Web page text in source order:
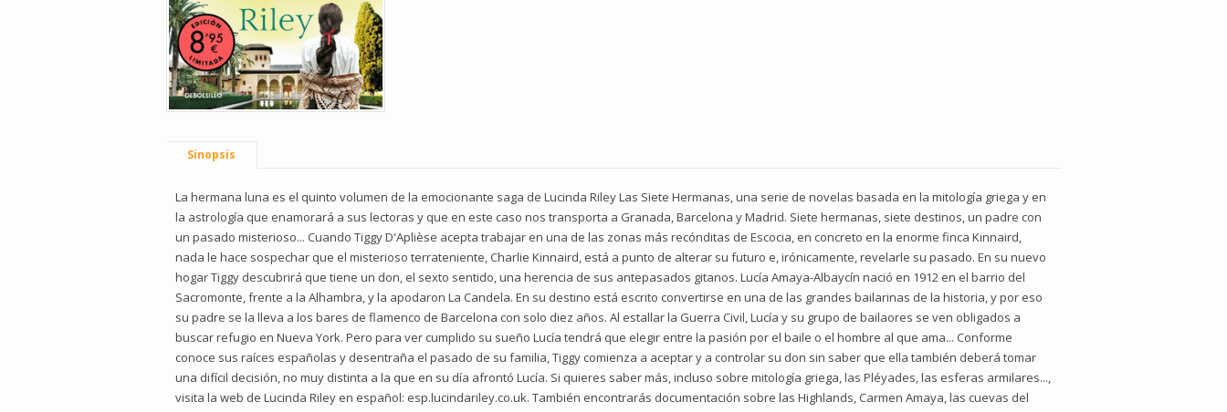
Sinopsis
La hermana luna es el quinto volumen de la emocionante saga de Lucinda Riley Las Siete Hermanas, una serie de novelas basada en la mitología griega y en
la astrología que enamorará a sus lectoras y que en este caso nos transporta a Granada, Barcelona y Madrid. Siete hermanas, siete destinos, un padre con
un pasado misterioso... Cuando Tiggy D'Aplièse acepta trabajar en una de las zonas más recónditas de Escocia, en concreto en la enorme finca Kinnaird,
nada le hace sospechar que el misterioso terrateniente, Charlie Kinnaird, está a punto de alterar su futuro e, irónicamente, revelarle su pasado. En su nuevo
hogar Tiggy descubrirá que tiene un don, el sexto sentido, una herencia de sus antepasados gitanos. Lucía Amaya-Albaycín nació en 1912 en el barrio del
Sacromonte, frente a la Alhambra, y la apodaron La Candela. En su destino está escrito convertirse en una de las grandes bailarinas de la historia, y por eso
su padre se la lleva a los bares de flamenco de Barcelona con solo diez años. Al estallar la Guerra Civil, Lucía y su grupo de bailaores se ven obligados a
buscar refugio en Nueva York. Pero para ver cumplido su sueño Lucía tendrá que elegir entre la pasión por el baile o el hombre al que ama... Conforme
conoce sus raíces españolas y desentraña el pasado de su familia, Tiggy comienza a aceptar y a controlar su don sin saber que ella también deberá tomar
una difícil decisión, no muy distinta a la que en su día afrontó Lucía. Si quieres saber más, incluso sobre mitología griega, las Pléyades, las esferas armilares...,
visita la web de Lucinda Riley en español: esp.lucindariley.co.uk. También encontrarás documentación sobre las Highlands, Carmen Amaya, las cuevas del